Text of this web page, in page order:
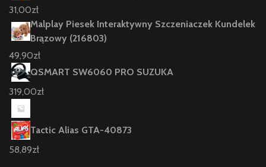
31,00zł
Malplay Piesek Interaktywny Szczeniaczek Kundelek
Brązowy (216803)
49,90zł
QSMART SW6060 PRO SUZUKA
319,00zł
Tactic Alias GTA-40873
58,89zł